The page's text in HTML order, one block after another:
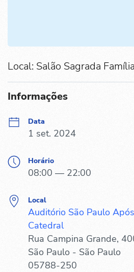
Local: Salão Sagrada
Informações
Data
1 set. 2024
Horário
08:00 — 22:00
Local
Auditório São Paulo
Catedral
Rua Campina Grande,
São Paulo - São Paulo
05788-250